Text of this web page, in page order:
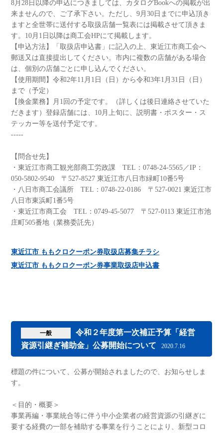
8月28日以降の申込につきましては、カタログBookへの掲載が出
来ませんので、ご了承下さい。ただし、9月30日までに申込頂き
ますと全世帯に送付する取扱店舗一覧表には掲載させて頂きま
す。10月1日以降は商工会HPにて掲載します。
【申込方法】「取扱店申込書」に記入の上、東近江市商工会へ
郵送又は直接提出してください。市内に複数の店舗がある場合
は、個別の店舗ごとに申し込んでください。
【使用期間】令和2年11月1日（日）から令和3年1月31日（日）
まで（予定）
【換金業務】月1回の予定です。（詳しくは後日連絡させていた
だきます）登録店舗には、10月上旬に、説明書・ポスター・ス
テッカー等を送付予定です。
-----
【問合せ先】
・東近江市商工観光部商工労政課 TEL：0748-24-5565／IP：
050-5802-9540 〒527-8527 東近江市八日市緑町10番5号
・八日市商工会議所 TEL：0748-22-0186 〒527-0021 東近江市
八日市東浜町1番5号
・東近江市商工会 TEL：0749-45-5077 〒527-0113 東近江市池
庄町505番地（業務委託先）
東近江市 ももクロクーポン券取扱店募集チラシ
東近江市 ももクロクーポン券事業取扱店申込書
一般
令和２年度第一次補正予算「経営
資源引継ぎ補助金」公募開始について
2020.7.16
標題の件について、公募が開始されましたので、お知らせしま
す。
＜目的・概要＞
事業再編・事業統合等に伴う中小企業者の経営資源の引継ぎに
要する経費の一部を補助する事業を行うことにより、新型コロ